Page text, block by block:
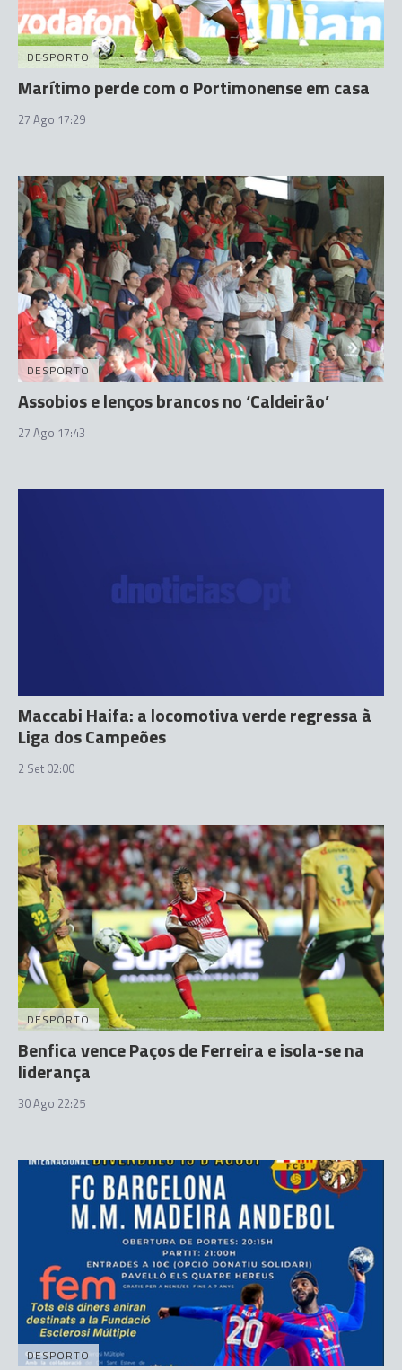
DESPORTO
Marítimo perde com o Portimonense em casa
27 Ago 17:29
DESPORTO
Assobios e lenços brancos no ‘Caldeirão’
27 Ago 17:43
Maccabi Haifa: a locomotiva verde regressa à
Liga dos Campeões
2 Set 02:00
DESPORTO
Benfica vence Paços de Ferreira e isola-se na
liderança
30 Ago 22:25
DESPORTO